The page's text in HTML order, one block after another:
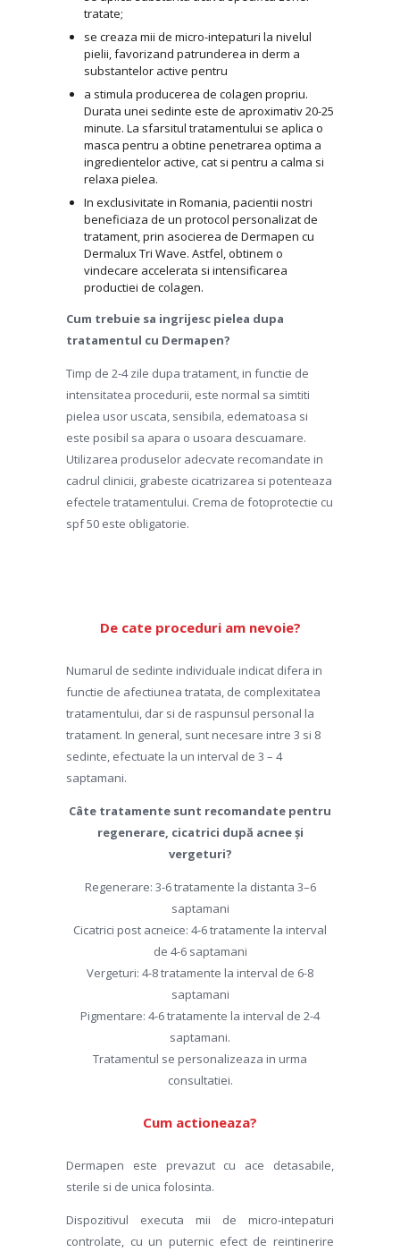
tratate;
se creaza mii de micro-intepaturi la nivelul
pielii, favorizand patrunderea in derm a
substantelor active pentru
a stimula producerea de colagen propriu.
Durata unei sedinte este de aproximativ 20-25
minute. La sfarsitul tratamentului se aplica o
masca pentru a obtine penetrarea optima a
ingredientelor active, cat si pentru a calma si
relaxa pielea.
In exclusivitate in Romania, pacientii nostri
beneficiaza de un protocol personalizat de
tratament, prin asocierea de Dermapen cu
Dermalux Tri Wave. Astfel, obtinem o
vindecare accelerata si intensificarea
productiei de colagen.
Cum trebuie sa ingrijesc pielea dupa
tratamentul cu Dermapen?
Timp de 2-4 zile dupa tratament, in functie de
intensitatea procedurii, este normal sa simtiti
pielea usor uscata, sensibila, edematoasa si
este posibil sa apara o usoara descuamare.
Utilizarea produselor adecvate recomandate in
cadrul clinicii, grabeste cicatrizarea si potenteaza
efectele tratamentului. Crema de fotoprotectie cu
spf 50 este obligatorie.
De cate proceduri am nevoie?
Numarul de sedinte individuale indicat difera in
functie de afectiunea tratata, de complexitatea
tratamentului, dar si de raspunsul personal la
tratament. In general, sunt necesare intre 3 si 8
sedinte, efectuate la un interval de 3 – 4
saptamani.
Câte tratamente sunt recomandate pentru
regenerare, cicatrici după acnee și
vergeturi?
Regenerare: 3-6 tratamente la distanta 3–6
saptamani
Cicatrici post acneice: 4-6 tratamente la interval
de 4-6 saptamani
Vergeturi: 4-8 tratamente la interval de 6-8
saptamani
Pigmentare: 4-6 tratamente la interval de 2-4
saptamani.
Tratamentul se personalizeaza in urma
consultatiei.
Cum actioneaza?
Dermapen este prevazut cu ace detasabile,
sterile si de unica folosinta.
Dispozitivul executa mii de micro-intepaturi
controlate, cu un puternic efect de reintinerire